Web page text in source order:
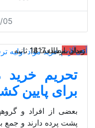
05
آهن‌آلات
زمان مطالعه: 18 ثانیه
تعداد بازدید: 1417
تحریم خرید
برای پایین
بعضی از افراد و
پشت پرده دارند و جمع